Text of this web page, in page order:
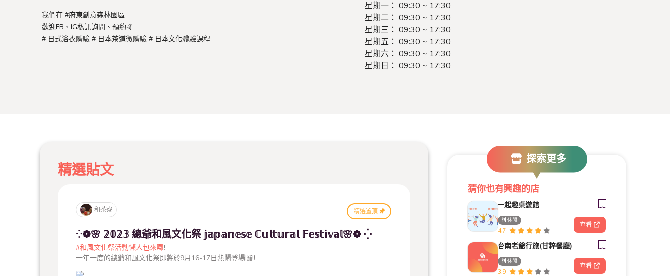
我們在 #府東創意森林園區
歡迎FB、IG私訊詢問、預約🤙
# 日式浴衣體驗 # 日本茶道微體驗 # 日本文化體驗課程
星期一： 09:30 ~ 17:30
星期二： 09:30 ~ 17:30
星期三： 09:30 ~ 17:30
星期五： 09:30 ~ 17:30
星期六： 09:30 ~ 17:30
星期日： 09:30 ~ 17:30
精選貼文
和茶寮 精選置頂
⁛❁🌸 𝟚𝟘𝟚𝟛 總爺和風文化祭 𝕛𝕒𝕡𝕒𝕟𝕖𝕤𝕖 ℂ𝕦𝕝𝕥𝕦𝕣𝕒𝕝 𝔽𝕖𝕤𝕥𝕚𝕧𝕒𝕝🌸❁ ⁛
#和風文化祭活動懶人包來囉!
一年一度的總爺和風文化祭即將於9月16-17日熱鬧登場囉!!
探索更多
猜你也有興趣的店
一起趣桌遊館
休閒
4.7
查看
台南老爺行旅(甘粹餐廳)
休閒
3.9
查看